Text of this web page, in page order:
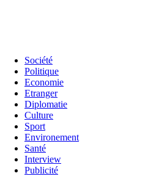
Société
Politique
Economie
Etranger
Diplomatie
Culture
Sport
Environement
Santé
Interview
Publicité